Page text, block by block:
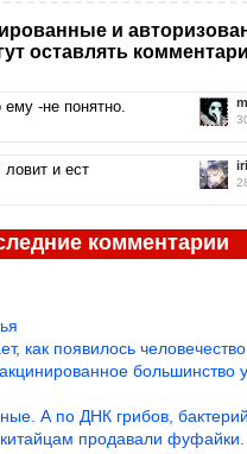
и
оставлять
-не понятно.
ловит и ест
комментарии
появилось человечество и для
большинство умирает
А по ДНК грибов, бактерий
продавали фуфайки.